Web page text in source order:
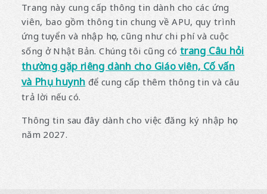
Trang này cung cấp thông tin dành cho các ứng
viên, bao gồm thông tin chung về APU, quy trình
ứng tuyển và nhập học, cũng như chi phí và cuộc
sống ở Nhật Bản. Chúng tôi cũng có trang Câu hỏi
thường gặp riêng dành cho Giáo viên, Cố vấn
và Phụ huynh để cung cấp thêm thông tin và câu
trả lời nếu có.
Thông tin sau đây dành cho việc đăng ký nhập học
năm 2027.